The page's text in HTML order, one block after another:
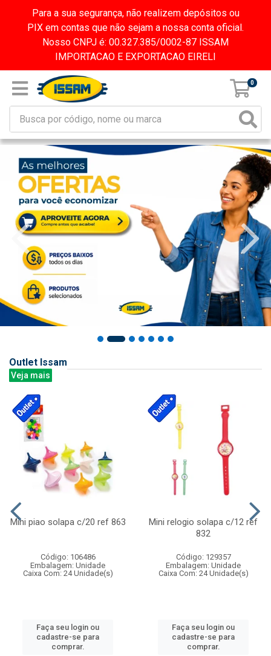
Para a sua segurança, não realizem depósitos ou
PIX em contas que não sejam a nossa conta oficial.
Nosso CNPJ é: 00.327.385/0002-87 ISSAM
IMPORTACAO E EXPORTACAO EIRELI
0
Outlet Issam
Veja mais
Mini piao solapa c/20 ref 863
Código: 106486
Embalagem: Unidade
Caixa Com: 24 Unidade(s)
Faça seu login ou
cadastre-se para
comprar.
Mini relogio solapa c/12 ref
832
Código: 129357
Embalagem: Unidade
Caixa Com: 24 Unidade(s)
Faça seu login ou
cadastre-se para
comprar.